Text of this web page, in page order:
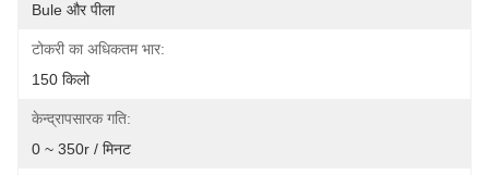
Bule और पीला
टोकरी का अधिकतम भार:
150 किलो
केन्द्रापसारक गति:
0 ~ 350r / मिनट